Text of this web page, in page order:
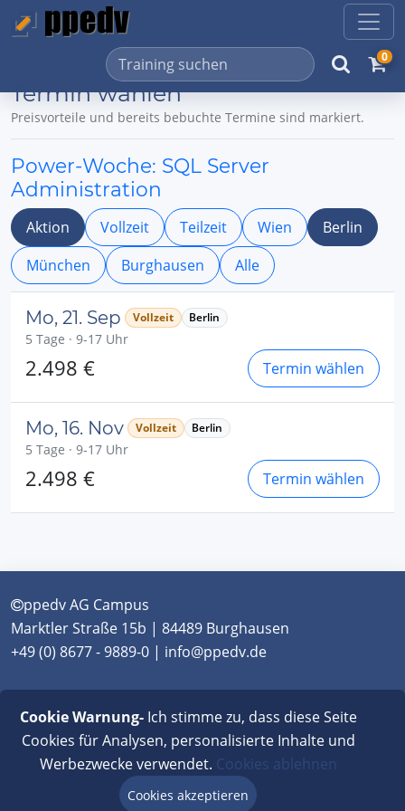
0
Termin wählen
Preisvorteile und bereits bebuchte Termine sind markiert.
Power-Woche: SQL Server
Administration
Aktion Vollzeit Teilzeit Wien
Berlin
München
Burghausen Alle
Mo, 21. Sep Vollzeit Berlin
5 Tage · 9-17 Uhr
2.498 € Termin wählen
Mo, 16. Nov Vollzeit Berlin
5 Tage · 9-17 Uhr
2.498 € Termin wählen
ppedv AG Campus
Marktler Straße 15b | 84489 Burghausen
+49 (0) 8677 - 9889-0 | info@ppedv.de
Classroom
|Impressum|Datenschutz|FAQ
Cookie Warnung-Ich stimme zu, dass diese Seite
Cookies für Analysen, personalisierte Inhalte und
Werbezwecke verwendet. Cookies ablehnen
Cookies akzeptieren